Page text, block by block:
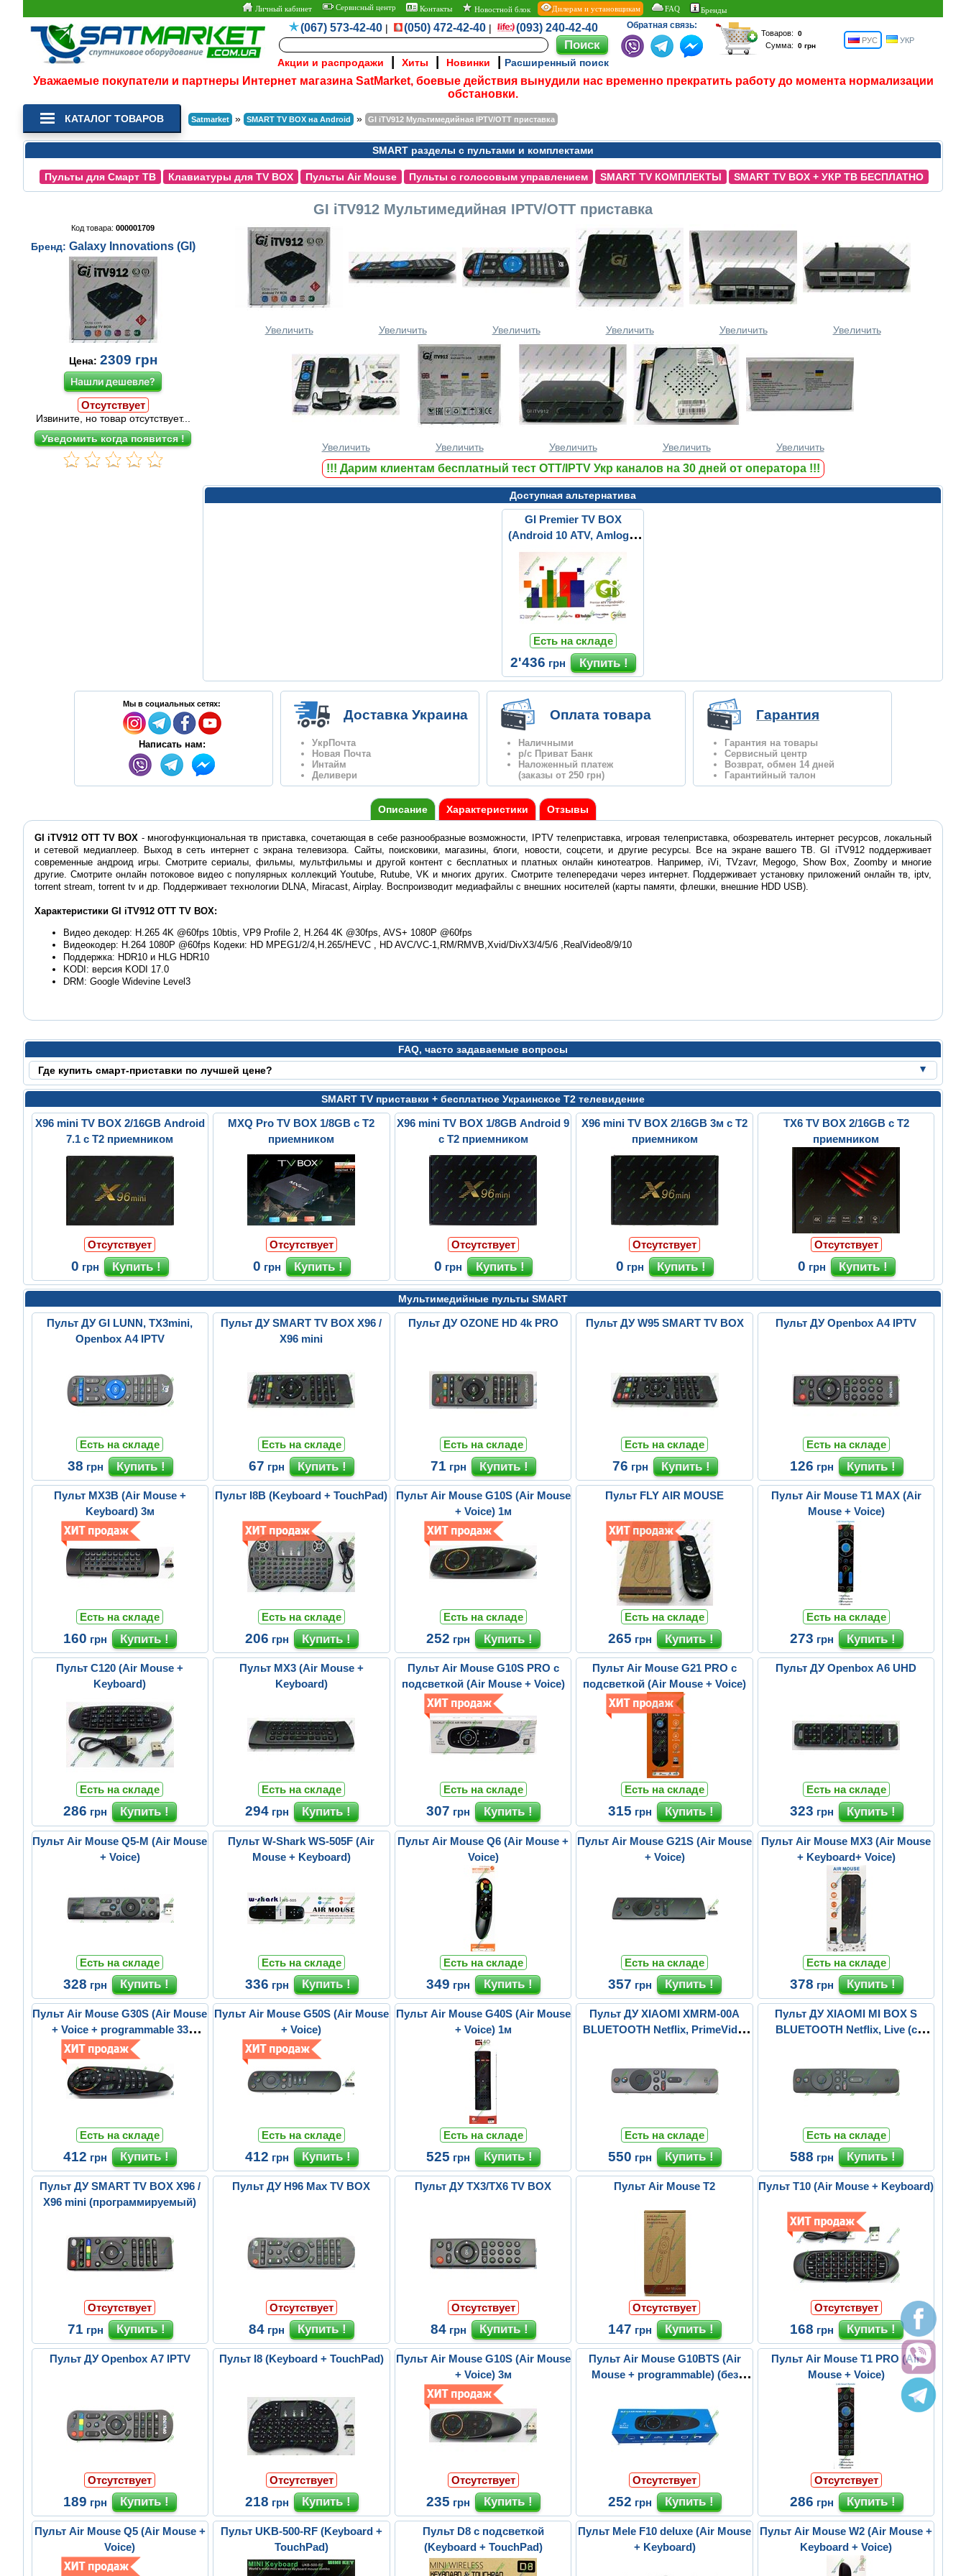
Личный кабинет Сервисный центр Контакты Новостной блок Дилерам и установщикам FAQ Бренды
(067) 573-42-40| (050) 472-42-40| (093) 240-42-40
Акции и распродажи Хиты Новинки Расширенный поиск
Обратная связь:
Товаров:
Сумма:
РУС УКР
Уважаемые покупатели и партнеры Интернет магазина SatMarket, боевые действия вынудили нас временно прекратить работу до момента нормализации
обстановки.
КАТАЛОГ ТОВАРОВ Satmarket » SMART TV BOX на Android » GI iTV912 Мультимедийная IPTV/OTT приставка
SMART разделы с пультами и комплектами
Пульты для Смарт ТВ Клавиатуры для TV BOX Пульты Air Mouse Пульты с голосовым управлением SMART TV КОМПЛЕКТЫ SMART TV BOX + УКР ТВ БЕСПЛАТНО
GI iTV912 Мультимедийная IPTV/OTT приставка
Код товара: 000001709
Бренд: Galaxy Innovations (GI)
Цена: 2309 грн
Нашли дешевле?
Отсутствует
Извините, но товар отсутствует...
Увеличить Увеличить Увеличить Увеличить Увеличить Увеличить
Увеличить Увеличить Увеличить Увеличить Увеличить
!!! Дарим клиентам бесплатный тест ОТТ/IPTV Укр каналов на 30 дней от оператора!!!
Доступная альтернатива
GI Premier TV BOX
(Android 10 ATV, Amlogic
S905X4, 2/16GB)
Есть на складе
2'436 грн
Мы в социальных сетях:
Написать нам:
Доставка Украина
УкрПочта
Новая Почта
Интайм
Деливери
Оплата товара
Наличными
р/с Приват Банк
Наложенный платеж
(заказы от 250 грн)
Гарантия
Гарантия на товары
Сервисный центр
Возврат, обмен 14 дней
Гарантийный талон
Описание Характеристики Отзывы
GI iTV912 OTT TV BOX - многофункциональная тв приставка, сочетающая в себе разнообразные возможности, IPTV телеприставка, игровая телеприставка, обозреватель интернет ресурсов, локальный
и сетевой медиаплеер. Выход в сеть интернет с экрана телевизора. Сайты, поисковики, магазины, блоги, новости, соцсети, и другие ресурсы. Все на экране вашего ТВ. GI iTV912 поддерживает
современные андроид игры. Смотрите сериалы, фильмы, мультфильмы и другой контент с бесплатных и платных онлайн кинотеатров. Например, iVi, TVzavr, Megogo, Show Box, Zoomby и многие
другие. Смотрите онлайн потоковое видео с популярных коллекций Youtube, Rutube, VK и многих других. Смотрите телепередачи через интернет. Поддерживает установку приложений онлайн тв, iptv,
torrent stream, torrent tv и др. Поддерживает технологии DLNA, Miracast, Airplay. Воспроизводит медиафайлы с внешних носителей (карты памяти, флешки, внешние HDD USB).
Характеристики GI iTV912 OTT TV BOX:
Видео декодер: H.265 4K @60fps 10btis, VP9 Profile 2, H.264 4K @30fps, AVS+ 1080P @60fps
Видеокодер: H.264 1080P @60fps Кодеки: HD MPEG1/2/4,H.265/HEVC , HD AVC/VC-1,RM/RMVB,Xvid/DivX3/4/5/6 ,RealVideo8/9/10
Поддержка: HDR10 и HLG HDR10
KODI: версия KODI 17.0
DRM: Google Widevine Level3
FAQ, часто задаваемые вопросы
Где купить смарт-приставки по лучшей цене?
SMART TV приставки + бесплатное Украинское Т2 телевидение
X96 mini TV BOX 2/16GB Android
7.1 с Т2 приемником
Отсутствует
0 грн
MXQ Pro TV BOX 1/8GB с Т2
приемником
Отсутствует
0 грн
X96 mini TV BOX 1/8GB Android 9
с Т2 приемником
Отсутствует
0 грн
X96 mini TV BOX 2/16GB 3м с Т2
приемником
Отсутствует
0 грн
TX6 TV BOX 2/16GB с Т2
приемником
Отсутствует
0 грн
Мультимедийные пульты SMART
Пульт ДУ GI LUNN, TX3mini,
Openbox A4 IPTV
Есть на складе
38 грн
Пульт ДУ SMART TV BOX X96 /
X96 mini
Есть на складе
67 грн
Пульт ДУ OZONE HD 4k PRO
Есть на складе
71 грн
Пульт ДУ W95 SMART TV BOX
Есть на складе
76 грн
Пульт ДУ Openbox A4 IPTV
Есть на складе
126 грн
Пульт MX3B (Air Mouse +
Keyboard) 3м
Есть на складе
160 грн
Пульт I8B (Keyboard + TouchPad)
Есть на складе
206 грн
Пульт Air Mouse G10S (Air Mouse
+ Voice) 1м
Есть на складе
252 грн
Пульт FLY AIR MOUSE
Есть на складе
265 грн
Пульт Air Mouse T1 MAX (Air
Mouse + Voice)
Есть на складе
273 грн
Пульт C120 (Air Mouse +
Keyboard)
Есть на складе
286 грн
Пульт MX3 (Air Mouse +
Keyboard)
Есть на складе
294 грн
Пульт Air Mouse G10S PRO с
подсветкой (Air Mouse + Voice)
Есть на складе
307 грн
Пульт Air Mouse G21 PRO с
подсветкой (Air Mouse + Voice)
Есть на складе
315 грн
Пульт ДУ Openbox A6 UHD
Есть на складе
323 грн
Пульт Air Mouse Q5-M (Air Mouse
+ Voice)
Есть на складе
328 грн
Пульт W-Shark WS-505F (Air
Mouse + Keyboard)
Есть на складе
336 грн
Пульт Air Mouse Q6 (Air Mouse +
Voice)
Есть на складе
349 грн
Пульт Air Mouse G21S (Air Mouse
+ Voice)
Есть на складе
357 грн
Пульт Air Mouse MX3 (Air Mouse
+ Keyboard+ Voice)
Есть на складе
378 грн
Пульт Air Mouse G30S (Air Mouse
+ Voice + programmable 33
buttons...
Есть на складе
412 грн
Пульт Air Mouse G50S (Air Mouse
+ Voice)
Есть на складе
412 грн
Пульт Air Mouse G40S (Air Mouse
+ Voice) 1м
Есть на складе
525 грн
Пульт ДУ XIAOMI XMRM-00A
BLUETOOTH Netflix, PrimeVidio
Есть на складе
550 грн
Пульт ДУ XIAOMI MI BOX S
BLUETOOTH Netflix, Live (с
Есть на складе
588 грн
Пульт ДУ SMART TV BOX X96 /
X96 mini (программируемый)
Отсутствует
71 грн
Пульт ДУ H96 Max TV BOX
Отсутствует
84 грн
Пульт ДУ TX3/TX6 TV BOX
Отсутствует
84 грн
Пульт Air Mouse T2
Отсутствует
147 грн
Пульт T10 (Air Mouse + Keyboard)
Отсутствует
168 грн
Пульт ДУ Openbox A7 IPTV
Отсутствует
189 грн
Пульт I8 (Keyboard + TouchPad)
Отсутствует
218 грн
Пульт Air Mouse G10S (Air Mouse
+ Voice) 3м
Отсутствует
235 грн
Пульт Air Mouse G10BTS (Air
Mouse + programmable) (без
Отсутствует
252 грн
Пульт Air Mouse T1 PRO (Air
Mouse + Voice)
Отсутствует
286 грн
Пульт Air Mouse Q5 (Air Mouse +
Voice)
Пульт UKB-500-RF (Keyboard +
TouchPad)
Пульт D8 с подсветкой
(Keyboard + TouchPad)
Пульт Mele F10 deluxe (Air Mouse
+ Keyboard)
Пульт Air Mouse W2 (Air Mouse +
Keyboard + Voice)